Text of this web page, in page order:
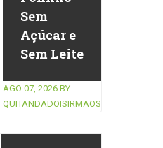
Sem
Açúcar e
Sem Leite
AGO 07, 2026 BY
QUITANDADOISIRMAOS